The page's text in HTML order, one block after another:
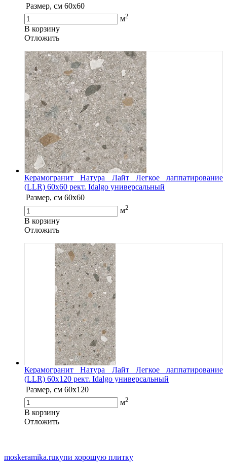
Размер, см 60х60
м2
В корзину
Oтложить
Керамогранит Натура Лайт Легкое лаппатирование
(LLR) 60х60 рект. Idalgo универсальный
Размер, см 60х60
м2
В корзину
Oтложить
Керамогранит Натура Лайт Легкое лаппатирование
(LLR) 60х120 рект. Idalgo универсальный
Размер, см 60х120
м2
В корзину
Oтложить
moskeramika.ruкупи хорошую плитку